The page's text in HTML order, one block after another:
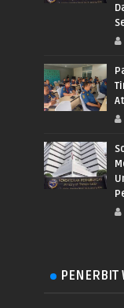
PENERBIT